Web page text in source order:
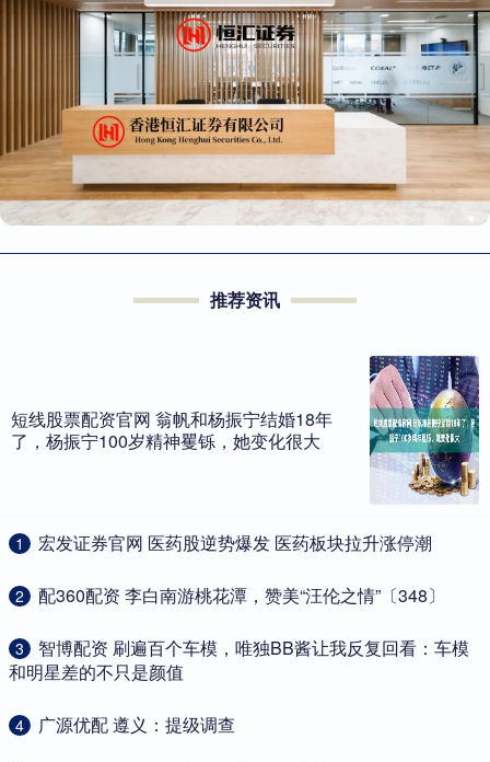
推荐资讯
短线股票配资官网 翁帆和杨振宁结婚18年
了，杨振宁100岁精神矍铄，她变化很大
1 ​宏发证券官网 医药股逆势爆发 医药板块拉升涨停潮
2 ​配360配资 李白南游桃花潭，赞美“汪伦之情”〔348〕
3
​智博配资 刷遍百个车模，唯独BB酱让我反复回看：车模
和明星差的不只是颜值
4 ​广源优配 遵义：提级调查